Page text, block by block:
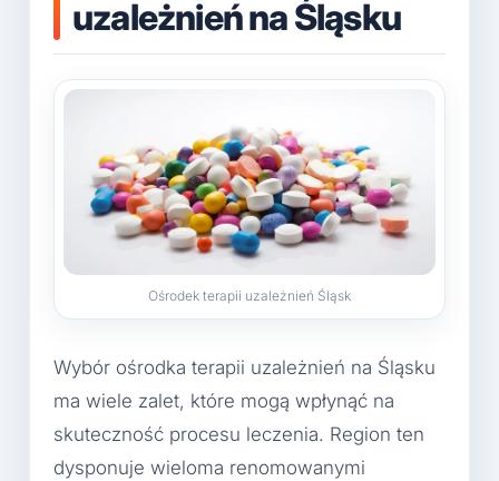
uzależnień na Śląsku
Ośrodek terapii uzależnień Śląsk
Wybór ośrodka terapii uzależnień na Śląsku
ma wiele zalet, które mogą wpłynąć na
skuteczność procesu leczenia. Region ten
dysponuje wieloma renomowanymi